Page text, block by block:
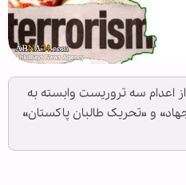
اعدام سه تروریست وابسته به
و «تحریک طالبان پاکستان»